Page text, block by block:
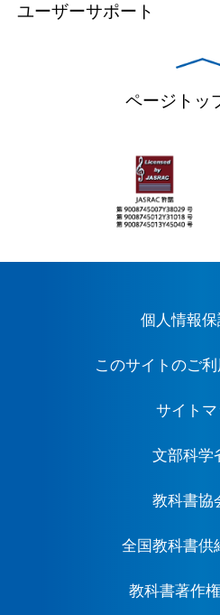
ユーザーサポート
ページトッ
個人情報
このサイトのご
サイト
文部科学
教科書協
全国教科書供
教科書著作